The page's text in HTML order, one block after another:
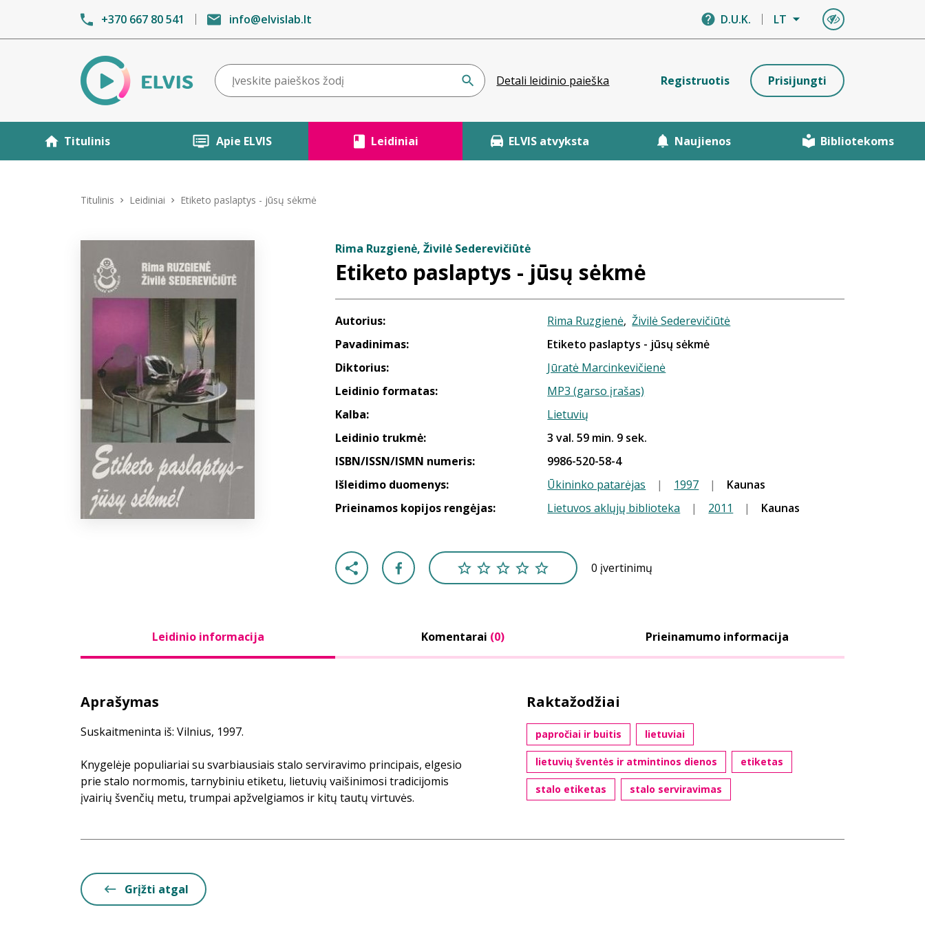
+370 667 80 541 info@elvislab.lt D.U.K. LT
Detali leidinio paieška Registruotis Prisijungti
Titulinis Apie ELVIS Leidiniai ELVIS atvyksta Naujienos Bibliotekoms
Titulinis Leidiniai Etiketo paslaptys - jūsų sėkmė
Rima Ruzgienė, Živilė Sederevičiūtė
Etiketo paslaptys - jūsų sėkmė
Autorius: Rima Ruzgienė,Živilė Sederevičiūtė
Pavadinimas:
Etiketo paslaptys - jūsų sėkmė
Diktorius:
Jūratė Marcinkevičienė
Leidinio formatas:
MP3 (garso įrašas)
Kalba:
Lietuvių
Leidinio trukmė:
3 val. 59 min. 9 sek.
ISBN/ISSN/ISMN numeris:
9986-520-58-4
Išleidimo duomenys:
Ūkininko patarėjas | 1997 |
Kaunas
Prieinamos kopijos rengėjas:
Lietuvos aklųjų biblioteka | 2011 | Kaunas
0 įvertinimų
Leidinio informacija Komentarai (0) Prieinamumo informacija
Aprašymas
Suskaitmeninta iš: Vilnius, 1997.
Knygelėje populiariai su svarbiausiais stalo serviravimo principais, elgesio
prie stalo normomis, tarnybiniu etiketu, lietuvių vaišinimosi tradicijomis
įvairių švenčių metu, trumpai apžvelgiamos ir kitų tautų virtuvės.
Raktažodžiai
papročiai ir buitis lietuviai
lietuvių šventės ir atmintinos dienos etiketas
stalo etiketas stalo serviravimas
Grįžti atgal